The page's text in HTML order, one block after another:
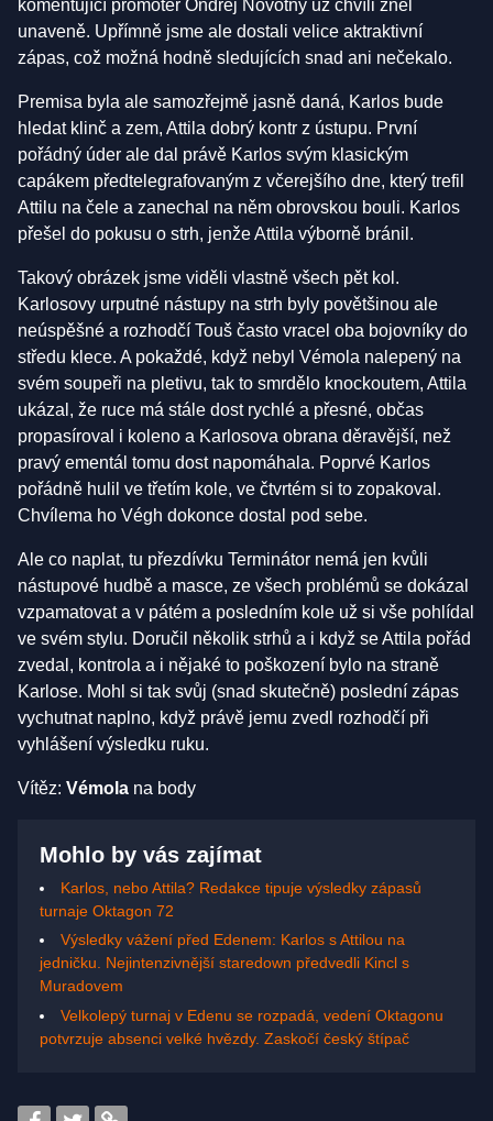
komentující promotér Ondřej Novotný už chvíli zněl
unaveně. Upřímně jsme ale dostali velice aktraktivní
zápas, což možná hodně sledujících snad ani nečekalo.
Premisa byla ale samozřejmě jasně daná, Karlos bude
hledat klinč a zem, Attila dobrý kontr z ústupu. První
pořádný úder ale dal právě Karlos svým klasickým
capákem předtelegrafovaným z včerejšího dne, který trefil
Attilu na čele a zanechal na něm obrovskou bouli. Karlos
přešel do pokusu o strh, jenže Attila výborně bránil.
Takový obrázek jsme viděli vlastně všech pět kol.
Karlosovy urputné nástupy na strh byly povětšinou ale
neúspěšné a rozhodčí Touš často vracel oba bojovníky do
středu klece. A pokaždé, když nebyl Vémola nalepený na
svém soupeři na pletivu, tak to smrdělo knockoutem, Attila
ukázal, že ruce má stále dost rychlé a přesné, občas
propasíroval i koleno a Karlosova obrana děravější, než
pravý ementál tomu dost napomáhala. Poprvé Karlos
pořádně hulil ve třetím kole, ve čtvrtém si to zopakoval.
Chvílema ho Végh dokonce dostal pod sebe.
Ale co naplat, tu přezdívku Terminátor nemá jen kvůli
nástupové hudbě a masce, ze všech problémů se dokázal
vzpamatovat a v pátém a posledním kole už si vše pohlídal
ve svém stylu. Doručil několik strhů a i když se Attila pořád
zvedal, kontrola a i nějaké to poškození bylo na straně
Karlose. Mohl si tak svůj (snad skutečně) poslední zápas
vychutnat naplno, když právě jemu zvedl rozhodčí při
vyhlášení výsledku ruku.
Vítěz: Vémola na body
Mohlo by vás zajímat
Karlos, nebo Attila? Redakce tipuje výsledky zápasů
turnaje Oktagon 72
Výsledky vážení před Edenem: Karlos s Attilou na
jedničku. Nejintenzivnější staredown předvedli Kincl s
Muradovem
Velkolepý turnaj v Edenu se rozpadá, vedení Oktagonu
potvrzuje absenci velké hvězdy. Zaskočí český štípač